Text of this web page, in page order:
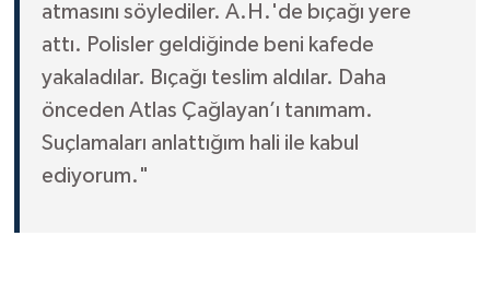
atmasını söylediler. A.H.'de bıçağı yere
attı. Polisler geldiğinde beni kafede
yakaladılar. Bıçağı teslim aldılar. Daha
önceden Atlas Çağlayan’ı tanımam.
Suçlamaları anlattığım hali ile kabul
ediyorum."